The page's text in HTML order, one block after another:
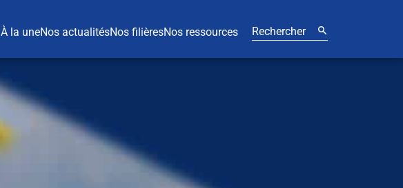
À la uneNos actualitésNos filièresNos ressources